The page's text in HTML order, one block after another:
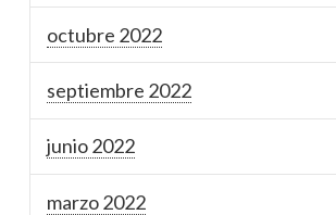
octubre 2022
septiembre 2022
junio 2022
marzo 2022